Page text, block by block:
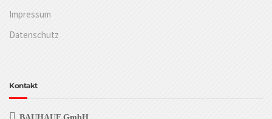
Impressum
Datenschutz
Kontakt